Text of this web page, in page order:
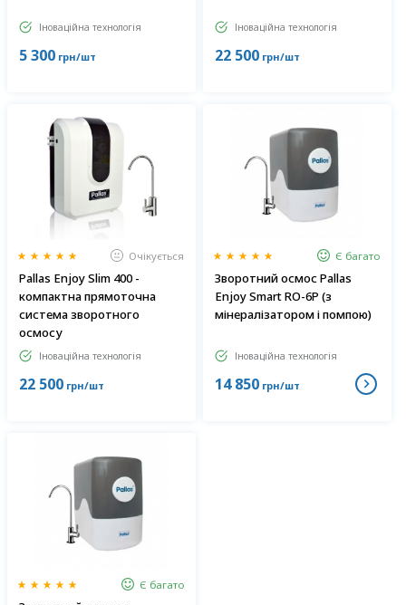
Іноваційна технологія
5 300грн/шт
Іноваційна технологія
22 500грн/шт
Очікується
Pallas Enjoy Slim 400 -
компактна прямоточна
система зворотного
осмосу
Іноваційна технологія
22 500грн/шт
Є багато
Зворотний осмос Pallas
Enjoy Smart RO-6P (з
мінералізатором і помпою)
Іноваційна технологія
14 850грн/шт
Є багато